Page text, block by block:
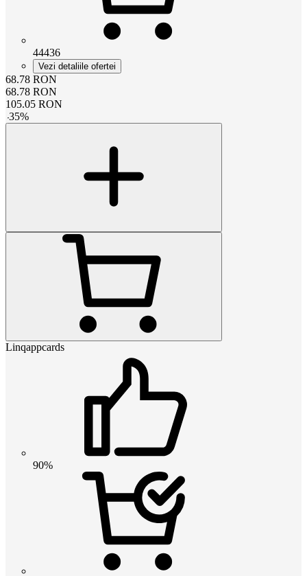
44436
Vezi detaliile ofertei
68.78 RON
68.78 RON
105.05 RON
-35%
Linqappcards
90%